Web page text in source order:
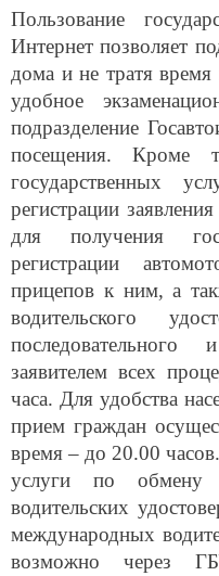
Пользование
Интернет позволяет
дома и не тратя
удобное
подразделение
посещения. Кроме
государственных
регистрации
для получения
регистрации
прицепов к ним, а
водительского
заявителем всех
часа. Для удобства
прием граждан
время – до 20.00
услуги по обмену
водительских
международных
возможно через